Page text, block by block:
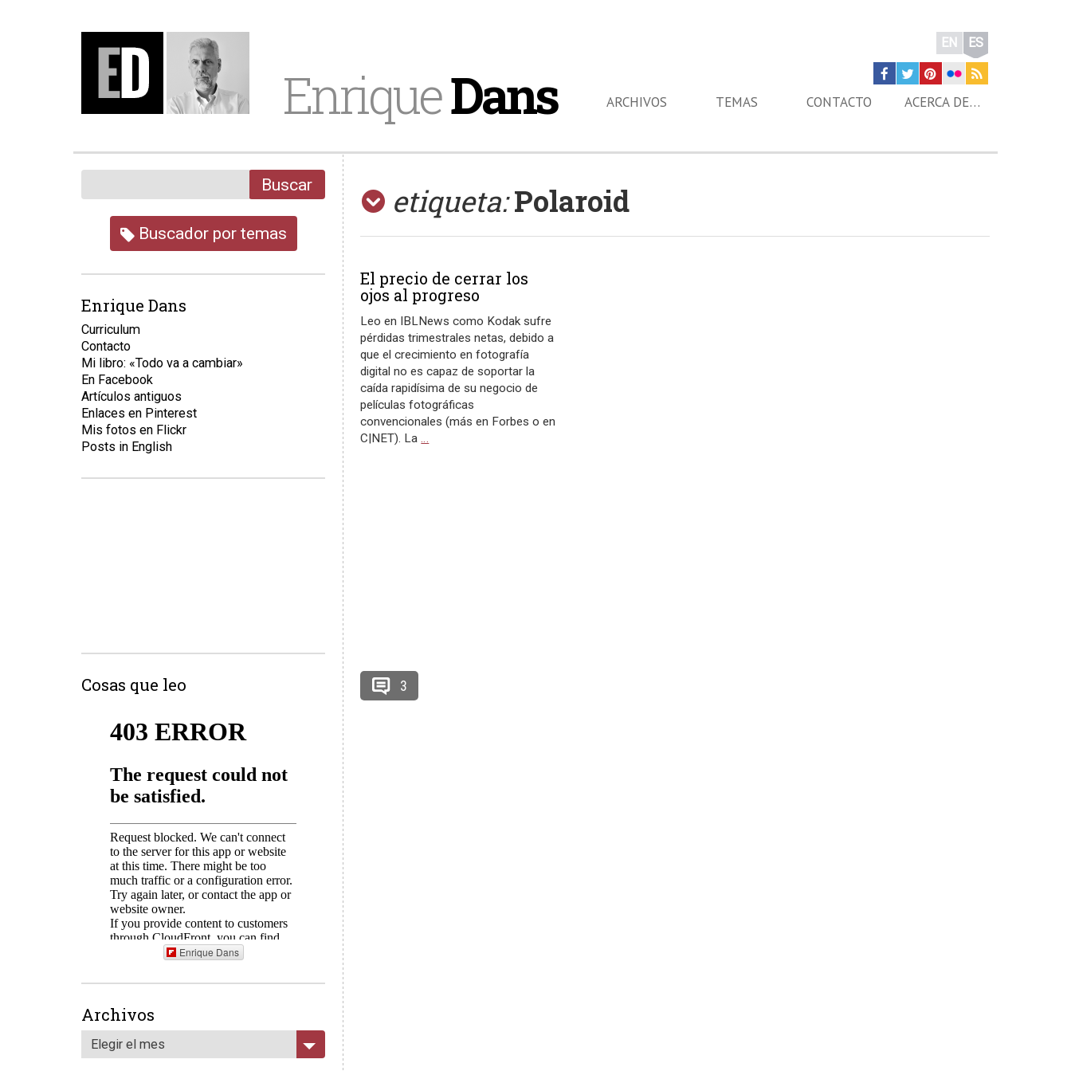
EnriqueDans
EN ES
ARCHIVOS TEMAS CONTACTO ACERCA DE…
etiqueta: Polaroid
El precio de cerrar los
ojos al progreso
Leo en IBLNews como Kodak sufre
pérdidas trimestrales netas, debido a
que el crecimiento en fotografía
digital no es capaz de soportar la
caída rapidísima de su negocio de
películas fotográficas
convencionales (más en Forbes o en
C|NET). La…
3
Buscar
Buscador por temas
Enrique Dans
Curriculum
Contacto
Mi libro: «Todo va a cambiar»
En Facebook
Artículos antiguos
Enlaces en Pinterest
Mis fotos en Flickr
Posts in English
Cosas que leo
Enrique Dans
Archivos
Elegir el mes